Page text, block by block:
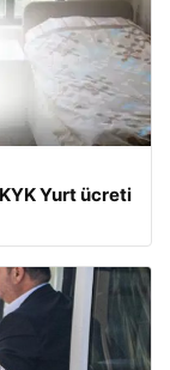
Yurt ücreti